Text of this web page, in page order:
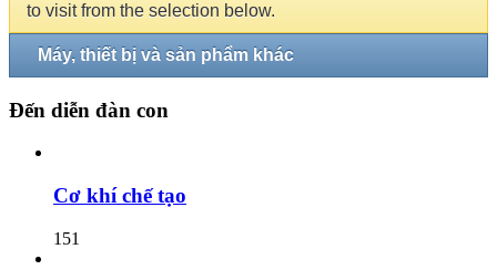
to visit from the selection below.
Máy, thiết bị và sản phẩm khác
Đến diễn đàn con
Cơ khí chế tạo
151